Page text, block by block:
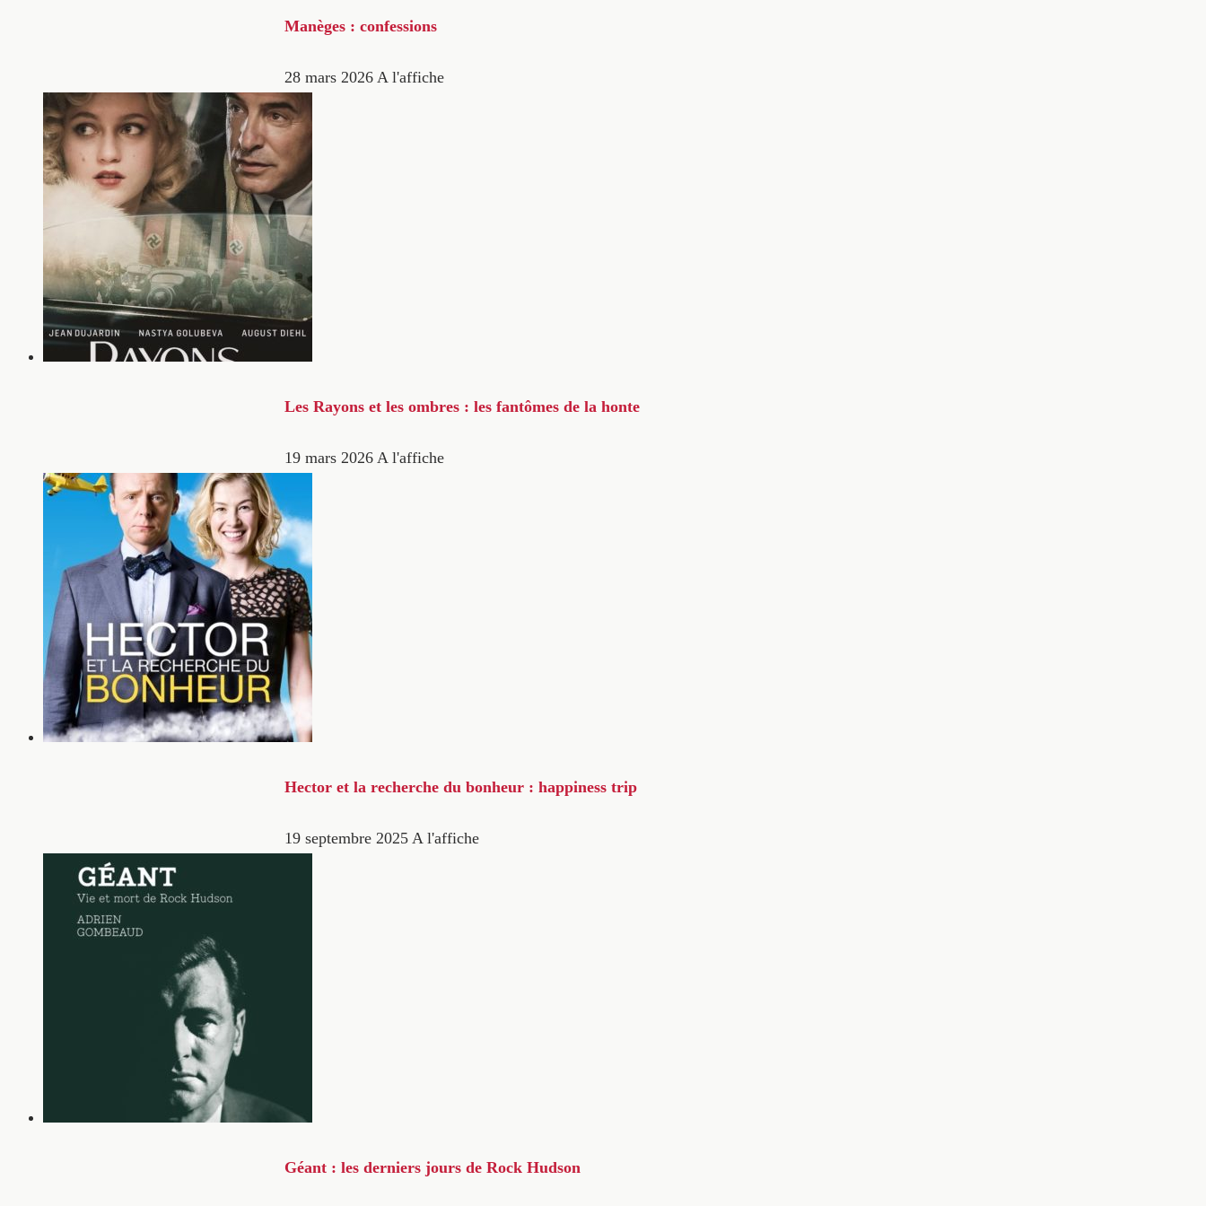
Manèges : confessions
28 mars 2026 A l'affiche
Les Rayons et les ombres : les fantômes de la honte
19 mars 2026 A l'affiche
Hector et la recherche du bonheur : happiness trip
19 septembre 2025 A l'affiche
Géant : les derniers jours de Rock Hudson